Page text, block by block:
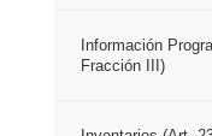
Información
Fracción III)